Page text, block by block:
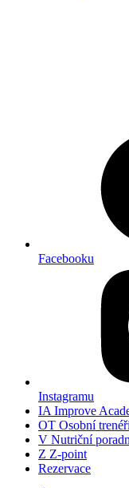
Facebooku
Instagramu
IA Improve
OT Osobní trenéři
V Nutriční
Z Z-point
Rezervace